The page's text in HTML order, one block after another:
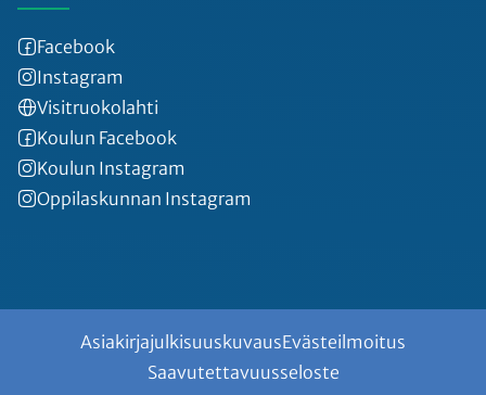
Facebook
Instagram
Visitruokolahti
Koulun Facebook
Koulun Instagram
Oppilaskunnan Instagram
AsiakirjajulkisuuskuvausEvästeilmoitus
Saavutettavuusseloste